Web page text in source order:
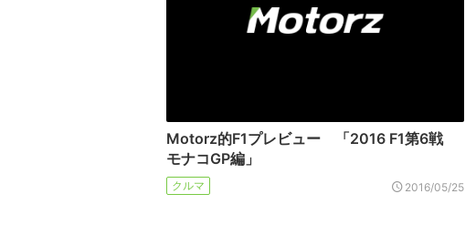
Motorz的F1プレビュー 「2016 F1第6戦
モナコGP編」
クルマ 2016/05/25